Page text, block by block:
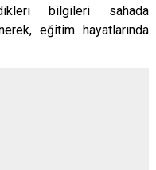
bilgileri sahada
eğitim hayatlarında